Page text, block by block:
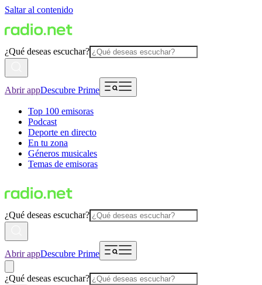
Saltar al contenido
¿Qué deseas escuchar?
Abrir appDescubre Prime
Top 100 emisoras
Podcast
Deporte en directo
En tu zona
Géneros musicales
Temas de emisoras
¿Qué deseas escuchar?
Abrir appDescubre Prime
¿Qué deseas escuchar?